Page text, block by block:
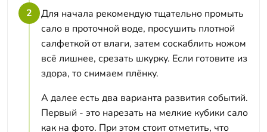
2
Для начала рекомендую тщательно промыть
сало в проточной воде, просушить плотной
салфеткой от влаги, затем соскаблить ножом
всё лишнее, срезать шкурку. Если готовите из
здора, то снимаем плёнку.
А далее есть два варианта развития событий.
Первый - это нарезать на мелкие кубики сало
как на фото. При этом стоит отметить, что